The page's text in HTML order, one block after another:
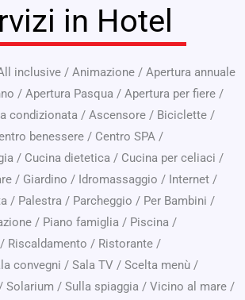
in Hotel
inclusive / Animazione / Apertura annuale
/ Apertura Pasqua / Apertura per fiere /
condizionata / Ascensore / Biciclette /
benessere / Centro SPA /
/ Cucina dietetica / Cucina per celiaci /
/ Giardino / Idromassaggio / Internet /
/ Palestra / Parcheggio / Per Bambini /
/ Piano famiglia / Piscina /
/ Riscaldamento / Ristorante /
convegni / Sala TV / Scelta menù /
Solarium / Sulla spiaggia / Vicino al mare /